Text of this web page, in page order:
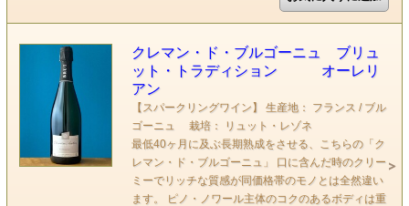
クレマン・ド・ブルゴーニュ ブリュ
ット・トラディション オーレリ
アン
【スパークリングワイン】 生産地： フランス / ブル
ゴーニュ 栽培： リュット・レゾネ
最低40ヶ月に及ぶ長期熟成をさせる、こちらの「ク
レマン・ド・ブルゴーニュ」 口に含んだ時のクリー
ミーでリッチな質感が同価格帯のモノとは全然違い
ます。 ピノ・ノワール主体のコクのあるボディは重